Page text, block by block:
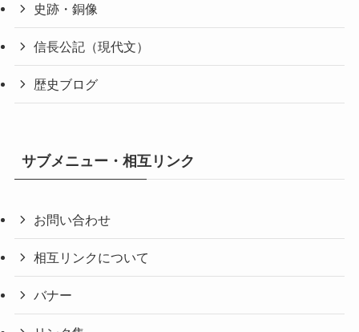
史跡・銅像
信長公記（現代文）
歴史ブログ
サブメニュー・相互リンク
お問い合わせ
相互リンクについて
バナー